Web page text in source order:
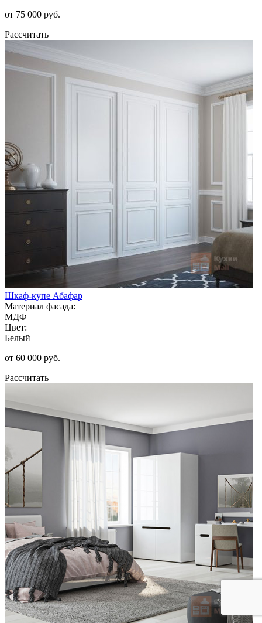
от 75 000 руб.
Рассчитать
Шкаф-купе Абафар
Материал фасада:
МДФ
Цвет:
Белый
от 60 000 руб.
Рассчитать